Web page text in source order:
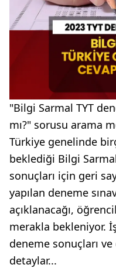
"Bilgi Sarmal TYT
mı?" sorusu arama
Türkiye genelinde
beklediği Bilgi Sarmal
sonuçları için geri
yapılan deneme
açıklanacağı,
merakla bekleniyor.
deneme sonuçları
detaylar...